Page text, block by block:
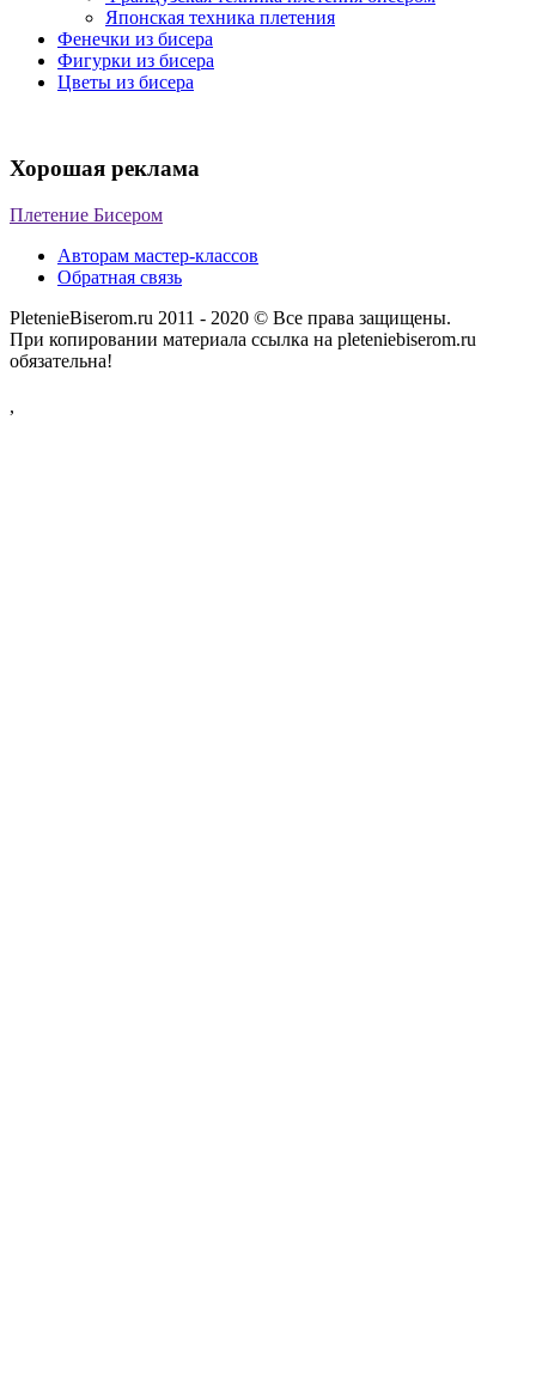
Японская техника плетения
Фенечки из бисера
Фигурки из бисера
Цветы из бисера
Хорошая реклама
Плетение Бисером
Авторам мастер-классов
Обратная связь
PletenieBiserom.ru 2011 - 2020 © Все права защищены.
При копировании материала ссылка на pleteniebiserom.ru
обязательна!
,